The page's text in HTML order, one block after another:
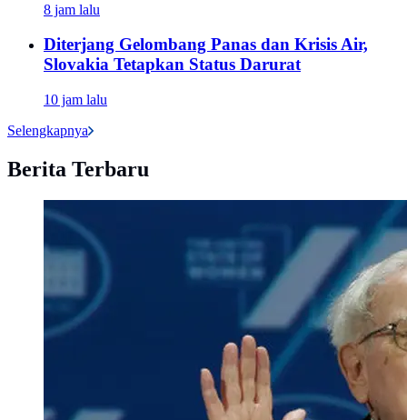
8 jam lalu
Diterjang Gelombang Panas dan Krisis Air,
Slovakia Tetapkan Status Darurat
10 jam lalu
Selengkapnya
Berita Terbaru